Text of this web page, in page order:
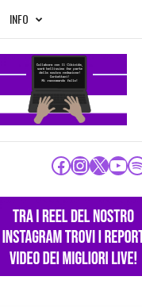
INFO
Facebook InstagramX YouTube Spotify